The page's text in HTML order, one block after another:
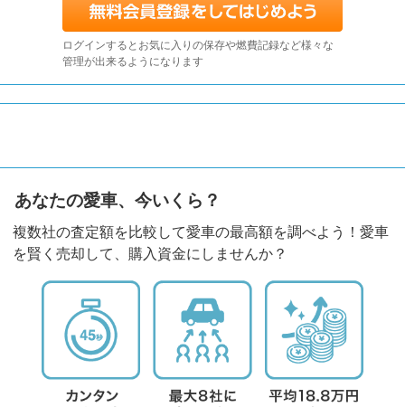
ログインするとお気に入りの保存や燃費記録など様々な
管理が出来るようになります
あなたの愛車、今いくら？
複数社の査定額を比較して愛車の最高額を調べよう！愛車
を賢く売却して、購入資金にしませんか？